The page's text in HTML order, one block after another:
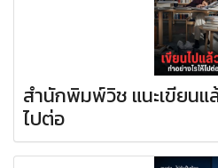
สำนักพิมพ์วิช แนะเขียนแ
ไปต่อ